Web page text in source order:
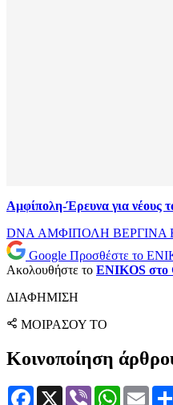
Αμφίπολη-Έρευνα για νέους
DNA ΑΜΦΙΠΟΛΗ ΒΕΡΓΙΝΑ
Google Προσθέστε το
Ακολουθήστε το ENIKOS στο
ΔΙΑΦΗΜΙΣΗ
ΜΟΙΡΑΣΟΥ ΤΟ
Κοινοποίηση
Facebook
X Viber WhatsApp